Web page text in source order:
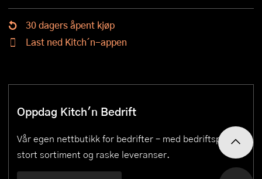
30 dagers åpent kjøp
Last ned Kitch´n-appen
Oppdag Kitch'n Bedrift
Vår egen nettbutikk for bedrifter – med bedriftspriser,
stort sortiment og raske leveranser.